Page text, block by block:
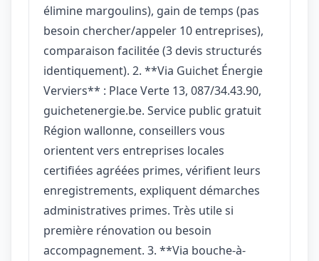
élimine margoulins), gain de temps (pas
besoin chercher/appeler 10 entreprises),
comparaison facilitée (3 devis structurés
identiquement). 2. **Via Guichet Énergie
Verviers** : Place Verte 13, 087/34.43.90,
guichetenergie.be. Service public gratuit
Région wallonne, conseillers vous
orientent vers entreprises locales
certifiées agréées primes, vérifient leurs
enregistrements, expliquent démarches
administratives primes. Très utile si
première rénovation ou besoin
accompagnement. 3. **Via bouche-à-